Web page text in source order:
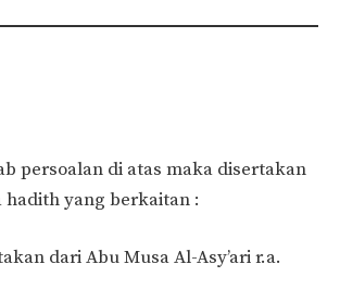
persoalan di atas maka disertakan
hadith yang berkaitan :
dari Abu Musa Al-Asy’ari r.a.